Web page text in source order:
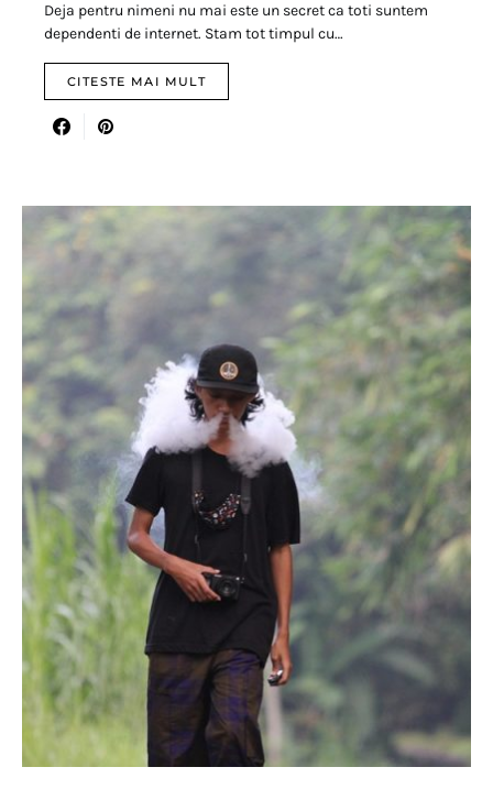
Deja pentru nimeni nu mai este un secret ca toti suntem
dependenti de internet. Stam tot timpul cu…
CITESTE MAI MULT